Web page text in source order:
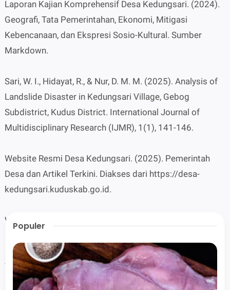
Laporan Kajian Komprehensif Desa Kedungsari. (2024).
Geografi, Tata Pemerintahan, Ekonomi, Mitigasi
Kebencanaan, dan Ekspresi Sosio-Kultural. Sumber
Markdown.
Sari, W. I., Hidayat, R., & Nur, D. M. M. (2025). Analysis of
Landslide Disaster in Kedungsari Village, Gebog
Subdistrict, Kudus District. International Journal of
Multidisciplinary Research (IJMR), 1(1), 141-146.
Website Resmi Desa Kedungsari. (2025). Pemerintah
Desa dan Artikel Terkini. Diakses dari https://desa-
kedungsari.kuduskab.go.id.
Wikipedia Bahasa Indonesia. (2023). Kedungsari, Gebog,
YouTube (Kuat Marcodet Channel). (2026). Live Margo
Budoyo Ds Kedungsari Gebog Kudus 10 Mei 2026 Cerita
Populer